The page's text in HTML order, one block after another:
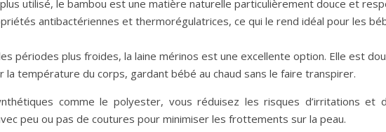
utilisé, le bambou est une matière naturelle particulièrement douce et
antibactériennes et thermorégulatrices, ce qui le rend idéal pour les
périodes plus froides, la laine mérinos est une excellente option. Elle est
la température du corps, gardant bébé au chaud sans le faire transpirer.
comme le polyester, vous réduisez les risques d’irritations et
peu ou pas de coutures pour minimiser les frottements sur la peau.